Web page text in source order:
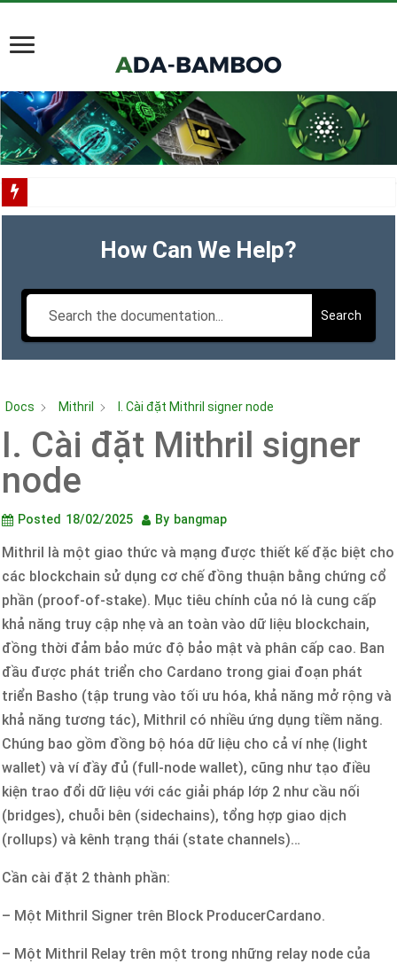
Cardano ADA liên tục được thêm vào danh mục ETF của các tổ chức lớn
Tầm nhìn của Charles Hoskinson về Cardano và Bitcoin DeFi
How Can We Help?
Search
Docs Mithril I. Cài đặt Mithril signer node
I. Cài đặt Mithril signer
node
Posted 18/02/2025 By bangmap
Mithril là một giao thức và mạng được thiết kế đặc biệt cho
các blockchain sử dụng cơ chế đồng thuận bằng chứng cổ
phần (proof-of-stake). Mục tiêu chính của nó là cung cấp
khả năng truy cập nhẹ và an toàn vào dữ liệu blockchain,
đồng thời đảm bảo mức độ bảo mật và phân cấp cao. Ban
đầu được phát triển cho Cardano trong giai đoạn phát
triển Basho (tập trung vào tối ưu hóa, khả năng mở rộng và
khả năng tương tác), Mithril có nhiều ứng dụng tiềm năng.
Chúng bao gồm đồng bộ hóa dữ liệu cho cả ví nhẹ (light
wallet) và ví đầy đủ (full-node wallet), cũng như tạo điều
kiện trao đổi dữ liệu với các giải pháp lớp 2 như cầu nối
(bridges), chuỗi bên (sidechains), tổng hợp giao dịch
(rollups) và kênh trạng thái (state channels)…
Cần cài đặt 2 thành phần:
– Một Mithril Signer trên Block ProducerCardano.
– Một Mithril Relay trên một trong những relay node của